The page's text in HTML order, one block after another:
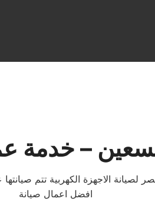
– خدمة عملاء
لصيانة الاجهزة الكهربية تتم
افضل اعمال صيانة